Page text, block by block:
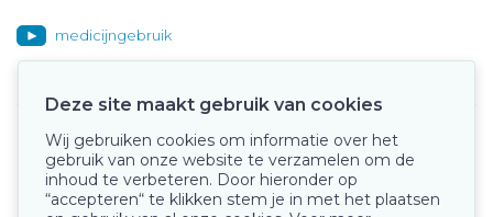
medicijngebruik
Onze keurmerken
Deze site maakt gebruik van cookies
Wij gebruiken cookies om informatie over het
gebruik van onze website te verzamelen om de
inhoud te verbeteren. Door hieronder op
“accepteren“ te klikken stem je in met het plaatsen